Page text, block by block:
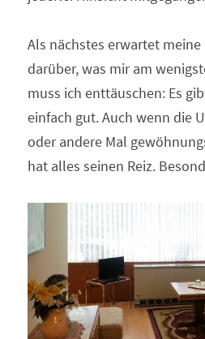
Als nächstes erwartet
darüber, was mir am
muss ich enttäuschen: Es
einfach gut. Auch wenn die
oder andere Mal
hat alles seinen Reiz.